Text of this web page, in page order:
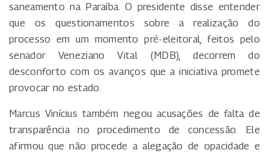
saneamento na Paraíba. O presidente disse entender
que os questionamentos sobre a realização do
processo em um momento pré-eleitoral, feitos pelo
senador Veneziano Vital (MDB), decorrem do
desconforto com os avanços que a iniciativa promete
provocar no estado.
Marcus Vinícius também negou acusações de falta de
transparência no procedimento de concessão. Ele
afirmou que não procede a alegação de opacidade e